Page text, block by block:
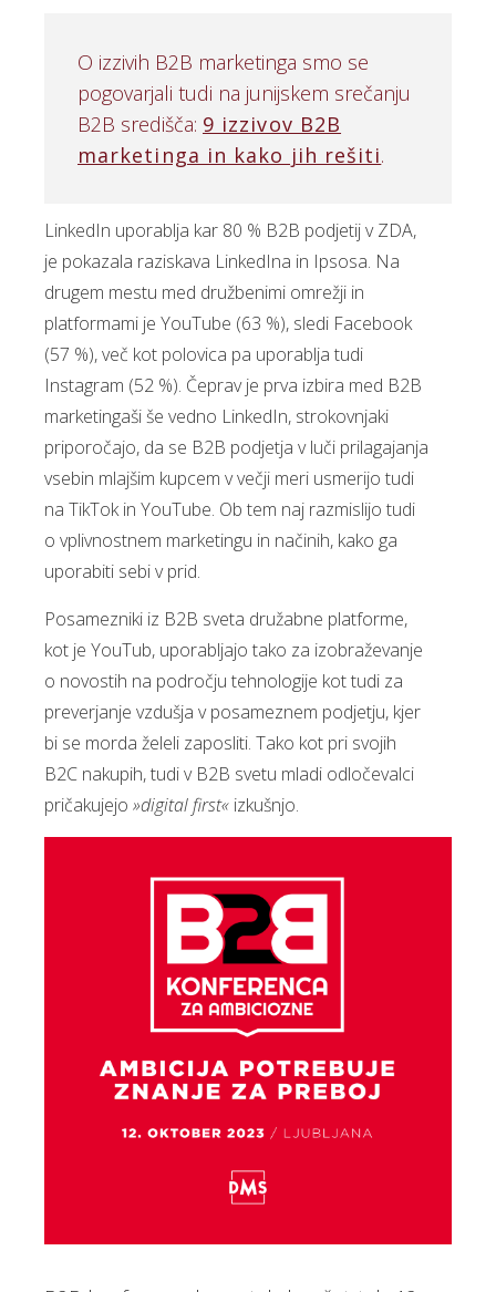
O izzivih B2B marketinga smo se
pogovarjali tudi na junijskem srečanju
B2B središča: 9 izzivov B2B
marketinga in kako jih rešiti.
LinkedIn uporablja kar 80 % B2B podjetij v ZDA,
je pokazala raziskava LinkedIna in Ipsosa. Na
drugem mestu med družbenimi omrežji in
platformami je YouTube (63 %), sledi Facebook
(57 %), več kot polovica pa uporablja tudi
Instagram (52 %). Čeprav je prva izbira med B2B
marketingaši še vedno LinkedIn, strokovnjaki
priporočajo, da se B2B podjetja v luči prilagajanja
vsebin mlajšim kupcem v večji meri usmerijo tudi
na TikTok in YouTube. Ob tem naj razmislijo tudi
o vplivnostnem marketingu in načinih, kako ga
uporabiti sebi v prid.
Posamezniki iz B2B sveta družabne platforme,
kot je YouTub, uporabljajo tako za izobraževanje
o novostih na področju tehnologije kot tudi za
preverjanje vzdušja v posameznem podjetju, kjer
bi se morda želeli zaposliti. Tako kot pri svojih
B2C nakupih, tudi v B2B svetu mladi odločevalci
pričakujejo »digital first« izkušnjo.